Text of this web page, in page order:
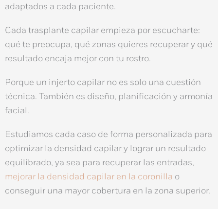
adaptados a cada paciente.
Cada trasplante capilar empieza por escucharte:
qué te preocupa, qué zonas quieres recuperar y qué
resultado encaja mejor con tu rostro.
Porque un injerto capilar no es solo una cuestión
técnica. También es diseño, planificación y armonía
facial.
Estudiamos cada caso de forma personalizada para
optimizar la densidad capilary lograr un resultado
equilibrado, ya sea para recuperar las entradas,
mejorar la densidad capilar en la coronilla o
conseguir una mayor cobertura en la zona superior.